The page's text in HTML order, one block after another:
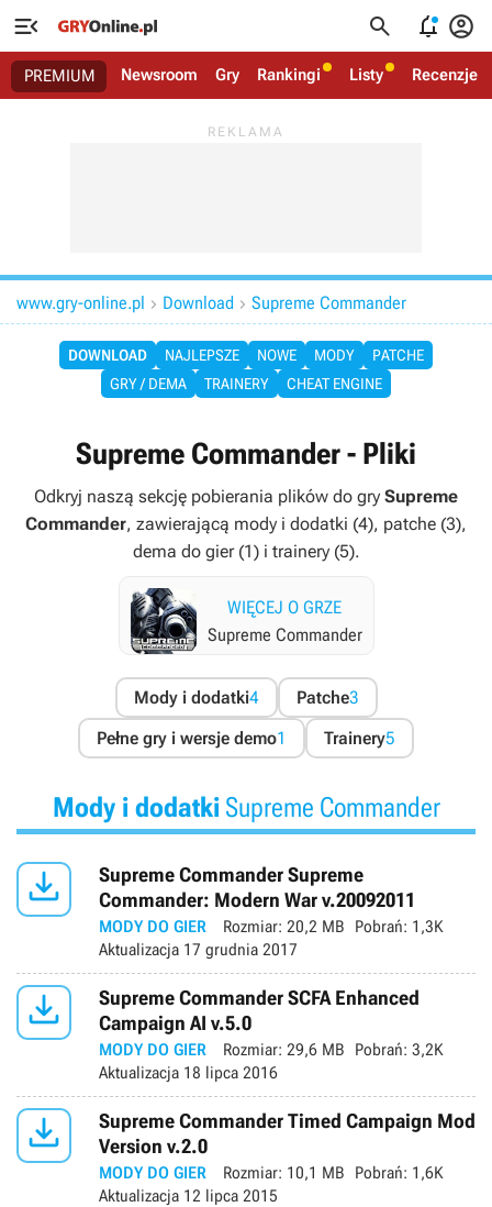
   
PREMIUM Newsroom Gry Rankingi Listy Recenzje
www.gry-online.pl  Download  Supreme Commander
DOWNLOAD NAJLEPSZE NOWE MODY
PATCHE
GRY / DEMA
TRAINERY CHEAT ENGINE
Supreme Commander - Pliki
Odkryj naszą sekcję pobierania plików do gry Supreme
Commander, zawierającą mody i dodatki (4), patche (3),
dema do gier (1) i trainery (5).
WIĘCEJ O GRZE
Supreme Commander
Mody i dodatki4 Patche3
Pełne gry i wersje demo1 Trainery5
Mody i dodatkiSupreme Commander

Supreme Commander Supreme
Commander: Modern War v.20092011
MODY DO GIER Rozmiar: 20,2 MB Pobrań: 1,3K
Aktualizacja 17 grudnia 2017

Supreme Commander SCFA Enhanced
Campaign AI v.5.0
MODY DO GIER Rozmiar: 29,6 MB Pobrań: 3,2K
Aktualizacja 18 lipca 2016

Supreme Commander Timed Campaign Mod
Version v.2.0
MODY DO GIER Rozmiar: 10,1 MB Pobrań: 1,6K
Aktualizacja 12 lipca 2015